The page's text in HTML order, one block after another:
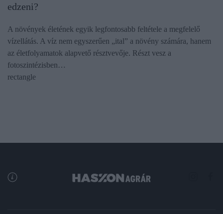
edzeni?
A növények életének egyik legfontosabb feltétele a megfelelő
vízellátás. A víz nem egyszerűen „ital” a növény számára, hanem
az életfolyamatok alapvető résztvevője. Részt vesz a
fotoszintézisben…
rectangle